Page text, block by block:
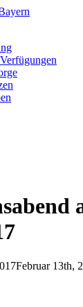
Februar 13th,